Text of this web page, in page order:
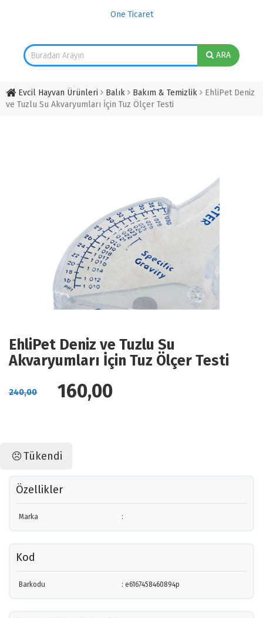
One Ticaret
ARA
Evcil Hayvan Ürünleri Balık Bakım & Temizlik
EhliPet Deniz
ve Tuzlu Su Akvaryumları İçin Tuz Ölçer Testi
EhliPet Deniz ve Tuzlu Su
Akvaryumları İçin Tuz Ölçer Testi
240,00 160,00
Tükendi
Özellikler
Marka :
Kod
Barkodu : e6167458460894p